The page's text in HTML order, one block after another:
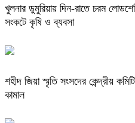
খুলনার ডুমুরিয়ায় দিন-রাতে চরম
সংকটে কৃষি ও ব্যবসা
শহীদ জিয়া স্মৃতি সংসদের কেন্দ্রীয়
কামাল